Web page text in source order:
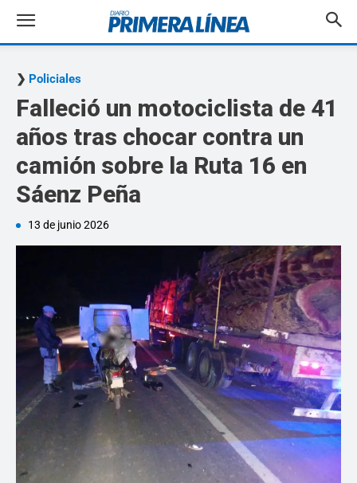
Policiales
Falleció un motociclista de 41
años tras chocar contra un
camión sobre la Ruta 16 en
Sáenz Peña
13 de junio 2026